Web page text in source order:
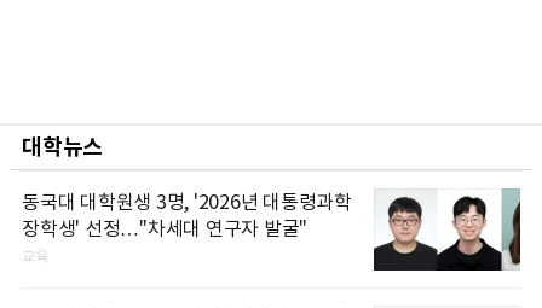
대학뉴스
동국대 대학원생 3명, '2026년 대통령과학
장학생' 선정…"차세대 연구자 발굴"
교육